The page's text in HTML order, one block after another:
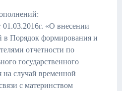
«О внесении
в Порядок формирования и
отчетности по
государственного
на случай временной
с материнством